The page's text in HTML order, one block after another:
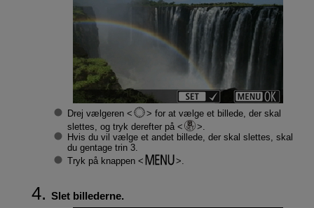
Drej vælgeren
for at vælge et billede, der skal
slettes, og tryk derefter på
Hvis du vil vælge et andet billede, der skal slettes, skal
du gentage trin 3.
Tryk på knappen
Slet billederne.